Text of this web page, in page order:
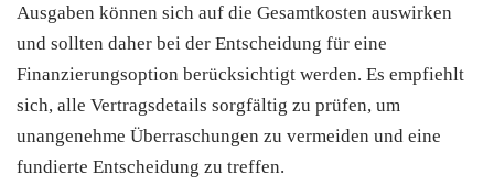
Ausgaben können sich auf die Gesamtkosten auswirken
und sollten daher bei der Entscheidung für eine
Finanzierungsoption berücksichtigt werden. Es empfiehlt
sich, alle Vertragsdetails sorgfältig zu prüfen, um
unangenehme Überraschungen zu vermeiden und eine
fundierte Entscheidung zu treffen.